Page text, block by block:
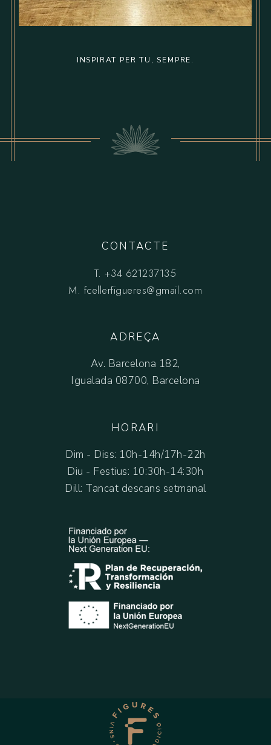
INSPIRAT PER TU, SEMPRE.
CONTACTE
T. +34 621237135
M. fcellerfigueres@gmail.com
ADREÇA
Av. Barcelona 182,
Igualada 08700, Barcelona
HORARI
Dim - Diss: 10h-14h/17h-22h
Diu - Festius: 10:30h-14:30h
Dill: Tancat descans setmanal